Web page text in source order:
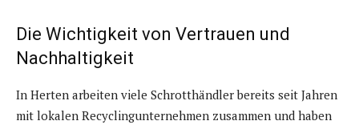
Die Wichtigkeit von Vertrauen und
Nachhaltigkeit
In Herten arbeiten viele Schrotthändler bereits seit Jahren
mit lokalen Recyclingunternehmen zusammen und haben